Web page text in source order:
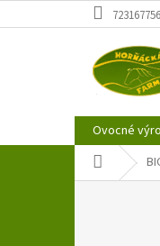
na
723167756
Ovocné
Domů